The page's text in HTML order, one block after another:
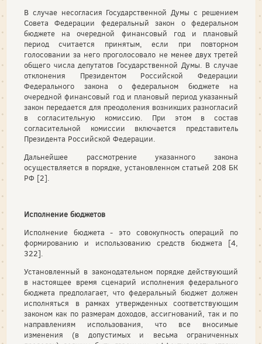
В случае несогласия Государственной Думы с решением
Совета Федерации федеральный закон о федеральном
бюджете на очередной финансовый год и плановый
период считается принятым, если при повторном
голосовании за него проголосовало не менее двух третей
общего числа депутатов Государственной Думы. В случае
отклонения Президентом Российской Федерации
Федерального закона о федеральном бюджете на
очередной финансовый год и плановый период указанный
закон передается для преодоления возникших разногласий
в согласительную комиссию. При этом в состав
согласительной комиссии включается представитель
Президента Российской Федерации.
Дальнейшее рассмотрение указанного закона
осуществляется в порядке, установленном статьей 208 БК
РФ [2].
Исполнение бюджетов
Исполнение бюджета - это совокупность операций по
формированию и использованию средств бюджета [4,
322].
Установленный в законодательном порядке действующий
в настоящее время сценарий исполнения федерального
бюджета предполагает, что федеральный бюджет должен
исполняться в рамках утвержденных соответствующим
законом как по размерам доходов, ассигнований, так и по
направлениям использования, что все вносимые
изменения (в допустимых и весьма ограниченных